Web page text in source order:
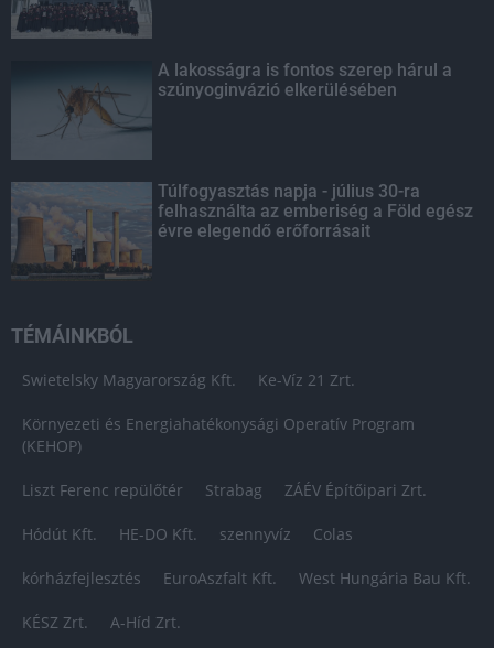
A lakosságra is fontos szerep hárul a
szúnyoginvázió elkerülésében
Túlfogyasztás napja - július 30-ra
felhasználta az emberiség a Föld egész
évre elegendő erőforrásait
TÉMÁINKBÓL
Swietelsky Magyarország Kft. Ke-Víz 21 Zrt.
Környezeti és Energiahatékonysági Operatív Program
(KEHOP)
Liszt Ferenc repülőtér Strabag ZÁÉV Építőipari Zrt.
Hódút Kft. HE-DO Kft. szennyvíz Colas
kórházfejlesztés EuroAszfalt Kft. West Hungária Bau Kft.
KÉSZ Zrt. A-Híd Zrt.